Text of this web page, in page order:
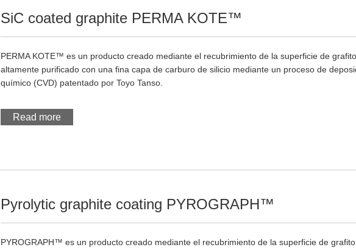
SiC coated graphite PERMA KOTE™
PERMA KOTE™ es un producto creado mediante el recubrimiento de la superficie de
altamente purificado con una fina capa de carburo de silicio mediante un proceso de
químico (CVD) patentado por Toyo Tanso.
Read more
Pyrolytic graphite coating PYROGRAPH™
PYROGRAPH™ es un producto creado mediante el recubrimiento de la superficie de